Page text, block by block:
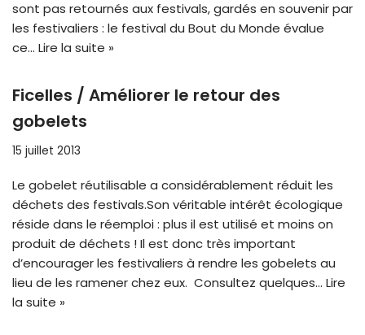
sont pas retournés aux festivals, gardés en souvenir par
les festivaliers : le festival du Bout du Monde évalue
ce… Lire la suite »
Ficelles / Améliorer le retour des
gobelets
15 juillet 2013
Le gobelet réutilisable a considérablement réduit les
déchets des festivals.Son véritable intérêt écologique
réside dans le réemploi : plus il est utilisé et moins on
produit de déchets ! Il est donc très important
d’encourager les festivaliers à rendre les gobelets au
lieu de les ramener chez eux. Consultez quelques… Lire
la suite »